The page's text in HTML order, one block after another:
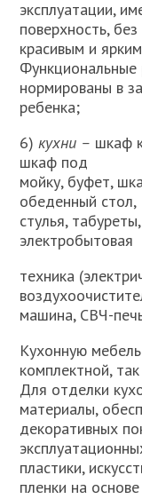
эксплуатации,
поверхность,
красивым и
нормированы в
ребенка;
6)кухни – шкаф
шкаф под
мойку, буфет,
обеденный стол,
стулья,
электробытовая
техника
машина, СВЧ-
Кухонную
комплектной,
Для отделки
материалы,
деко­ративных
пластики,
пленки на